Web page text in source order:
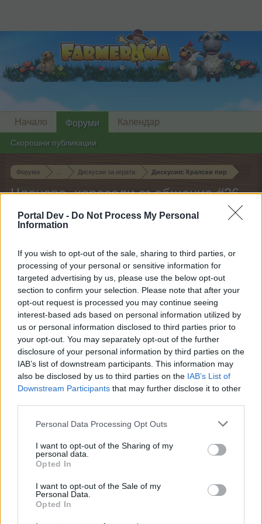
Portal Dev - Do Not Process My Personal
Information
If you wish to opt-out of the sale, sharing to third parties, or
processing of your personal or sensitive information for
targeted advertising by us, please use the below opt-out
section to confirm your selection. Please note that after your
opt-out request is processed you may continue seeing
interest-based ads based on personal information utilized by
us or personal information disclosed to third parties prior to
your opt-out. You may separately opt-out of the further
disclosure of your personal information by third parties on the
IAB’s list of downstream participants. This information may
also be disclosed by us to third parties on the IAB’s List of
Downstream Participants that may further disclose it to other
Personal Data Processing Opt Outs
I want to opt-out of the Sharing of my
personal data.
Opted In
I want to opt-out of the Sale of my
Personal Data.
Opted In
Форуми Дискусии за играта Дискусия: Кралски пир
Членове, харесали съобщение #26
Скъпи форум потребители,
Ако вие искате да се включите активно във
форума и да участвате в дискусиите, или
искате да започнете своя собствена тема,
първо ще трябва да влезете в играта. Моля,
регистрирайте се, ако нямате собствен акаунт.
Ние очакваме с нетърпение следващото ви
посещение във форума! Играйте тук
Тема: Дискусия: Кралски пир
SP-17
Прохождащ
Съобщения: 0 Получени харесвания: 0 Точки за награди: 10
pile-pale
Съобщения:
81 Получени харесвания: Точки за награди:
23.1.26
kakata13
Старши болярин
-mairon
Начало Форуми
Скорошни публикации
Календар